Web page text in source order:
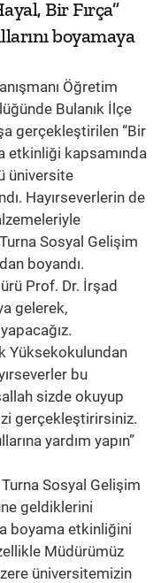
Bir Fırça”
boyamaya
Öğretim
Bulanık İlçe
gerçekleştirilen “Bir
etkinliği kapsamında
üniversite
Hayırseverlerin de
Sosyal Gelişim
boyandı.
Prof. Dr. İrşad
gelerek,
Yüksekokulundan
bu
sizde okuyup
gerçekleştirirsiniz.
yardım yapın”
Sosyal Gelişim
geldiklerini
boyama etkinliğini
Müdürümüz
üniversitemizin